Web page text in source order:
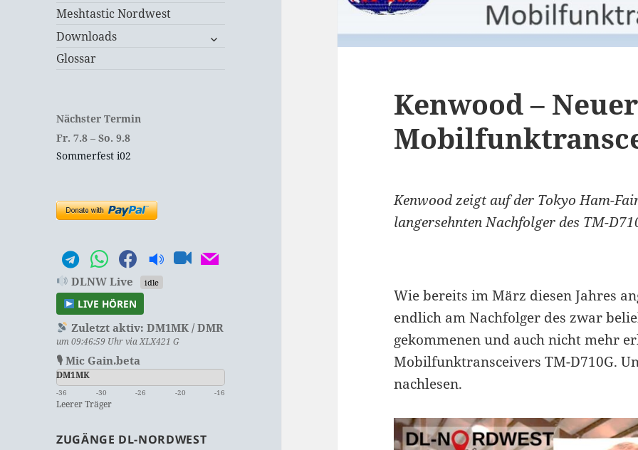
Meshtastic Nordwest
Downloads
untermenü
Glossar
Nächster Termin
Fr. 7.8 –So. 9.8
Sommerfest i02
DLNW Live idle
LIVE HÖREN
Zuletzt aktiv: DM1MK / DMR
um 09:46:59 Uhr via XLX421 G
🎙 Mic Gain.beta
DM1MK
-36 -30 -26 -20 -16
Leerer Träger
ZUGÄNGE DL-NORDWEST
Kenwood –
Kenwood zeigt auf der Tokyo Ham-
langersehnten Nachfolger des TM-
Wie bereits im März diesen Jahres
endlich am Nachfolger des zwar
gekommenen und auch nicht mehr
Mobilfunktransceivers TM-D710G.
nachlesen.